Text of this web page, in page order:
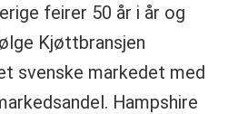
feirer 50 år i år og
Kjøttbransjen
svenske markedet med
Hampshire